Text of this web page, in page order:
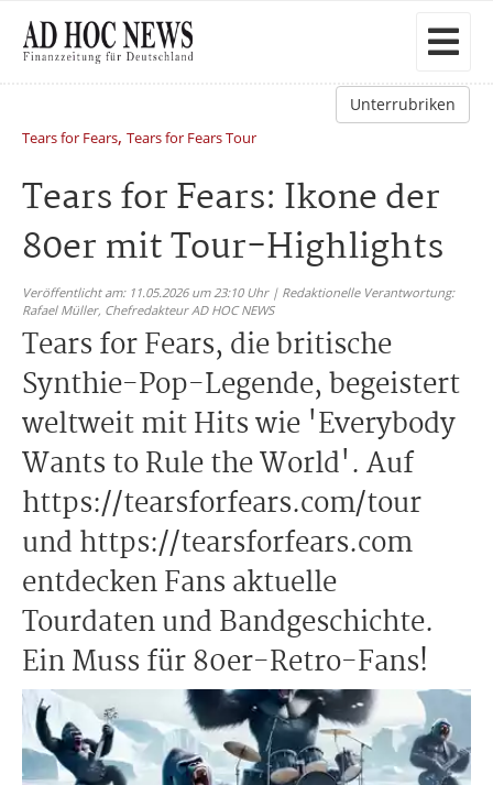
Unterrubriken
Tears for Fears, Tears for Fears Tour
Tears for Fears: Ikone der
80er mit Tour-Highlights
Veröffentlicht am: 11.05.2026 um 23:10 Uhr | Redaktionelle Verantwortung:
Rafael Müller, Chefredakteur AD HOC NEWS
Tears for Fears, die britische
Synthie-Pop-Legende, begeistert
weltweit mit Hits wie 'Everybody
Wants to Rule the World'. Auf
https://tearsforfears.com/tour
und https://tearsforfears.com
entdecken Fans aktuelle
Tourdaten und Bandgeschichte.
Ein Muss für 80er-Retro-Fans!